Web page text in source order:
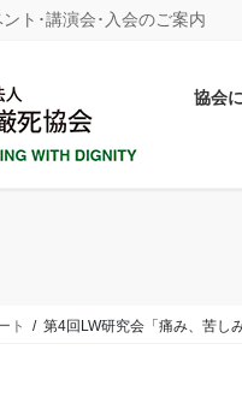
ト･講演会･入会のご案内
協会
ト 第4回LW研究会「痛み、苦し